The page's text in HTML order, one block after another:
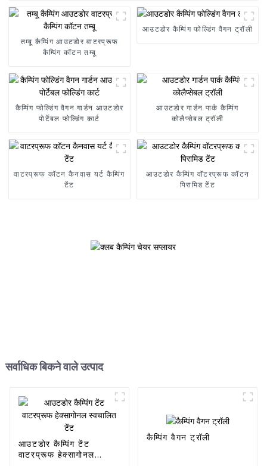
तम्बू कैम्पिंग आउटडोर वाटरप्रूफ
कैम्पिंग कॉटन तम्बू
आउटडोर कैम्पिंग फोल्डिंग वैगन ट्रॉली
कैम्पिंग फोल्डिंग वैगन गार्डन आउटडोर
पोर्टेबल फोल्डिंग कार्ट
आउटडोर गार्डन पार्क कैम्पिंग
कोलैप्सेबल ट्रॉली
वाटरप्रूफ कॉटन कैनवास यर्ट कैम्पिंग
टेंट
आउटडोर कैम्पिंग वॉटरप्रूफ कॉटन
पिरामिड टेंट
सर्वाधिक बिकने वाले उत्पाद
आउटडोर कैम्पिंग टेंट
वाटरप्रूफ हेक्सागोनल
कैम्पिंग वैगन ट्रॉली